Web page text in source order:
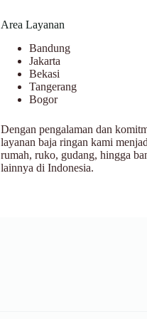
Area Layanan
Bandung
Jakarta
Bekasi
Tangerang
Bogor
Dengan pengalaman dan
layanan baja ringan kami
rumah, ruko, gudang, hingga
lainnya di Indonesia.